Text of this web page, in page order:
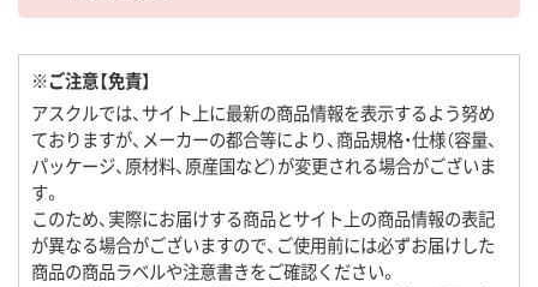
※ご注意【免責】
アスクルでは、サイト上に最新の商品情報を表示するよう努め
ておりますが、メーカーの都合等により、商品規格・仕様（容量、
パッケージ、原材料、原産国など）が変更される場合がございま
す。
このため、実際にお届けする商品とサイト上の商品情報の表記
が異なる場合がございますので、ご使用前には必ずお届けした
商品の商品ラベルや注意書きをご確認ください。